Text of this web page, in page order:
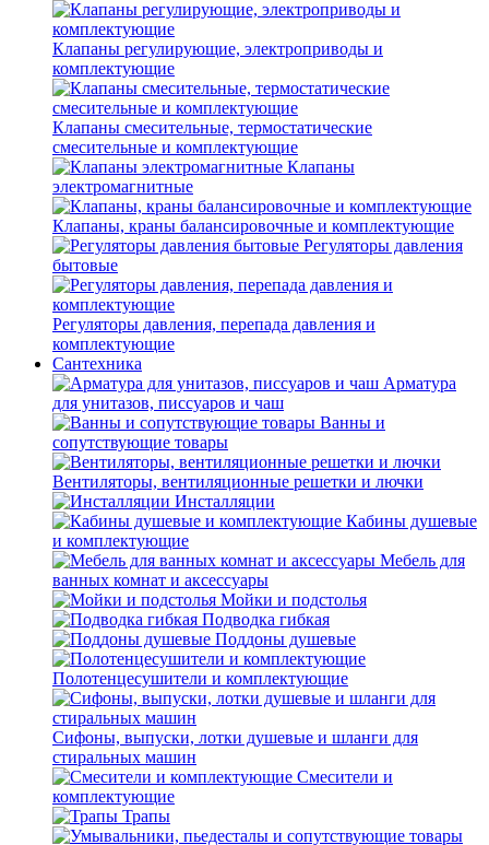
Клапаны регулирующие, электроприводы и
комплектующие
Клапаны смесительные, термостатические
смесительные и комплектующие
Клапаны
электромагнитные
Клапаны, краны балансировочные и комплектующие
Регуляторы давления
бытовые
Регуляторы давления, перепада давления и
комплектующие
Сантехника
Арматура
для унитазов, писсуаров и чаш
Ванны и
сопутствующие товары
Вентиляторы, вентиляционные решетки и лючки
Инсталляции
Кабины душевые
и комплектующие
Мебель для
ванных комнат и аксессуары
Мойки и подстолья
Подводка гибкая
Поддоны душевые
Полотенцесушители и комплектующие
Сифоны, выпуски, лотки душевые и шланги для
стиральных машин
Смесители и
комплектующие
Трапы